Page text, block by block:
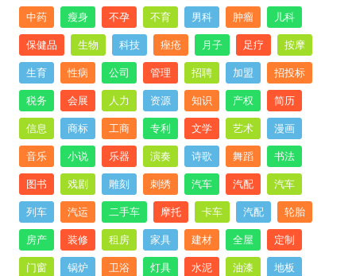
中药 瘦身 不孕 不育 男科 肿瘤 儿科
保健品 生物 科技 痤疮 月子 足疗 按摩
生育 性病 公司 管理 招聘 加盟 招投标
税务 会展 人力 资源 知识 产权 简历
信息 商标 工商 专利 文学 艺术 漫画
音乐 小说 乐器 演奏 诗歌 舞蹈 书法
图书 戏剧 雕刻 刺绣 汽车 汽配 汽车
列车 汽运 二手车 摩托 卡车 汽配 轮胎
房产 装修 租房 家具 建材 全屋 定制
门窗 锅炉 卫浴 灯具 水泥 油漆 地板